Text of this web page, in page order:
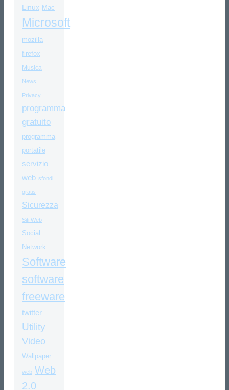
Linux Mac
Microsoft
mozilla
firefox
Musica
News
Privacy
programma
gratuito
programma
portatile
servizio
web sfondi
gratis
Sicurezza
Siti Web
Social
Network
Software
software
freeware
twitter
Utility
Video
Wallpaper
web Web
2.0